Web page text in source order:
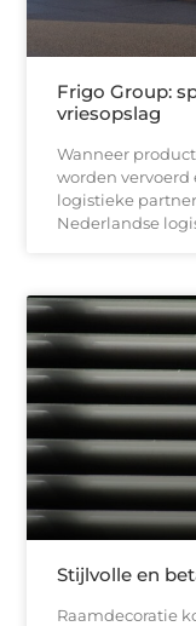
Frigo Group:
vriesopslag
Wanneer
worden vervoerd
logistieke
Nederlandse
Stijlvolle en
Raamdecoratie